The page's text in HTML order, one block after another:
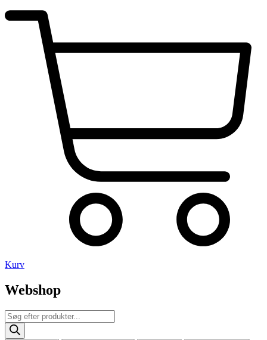
Kurv
Webshop
Products
search